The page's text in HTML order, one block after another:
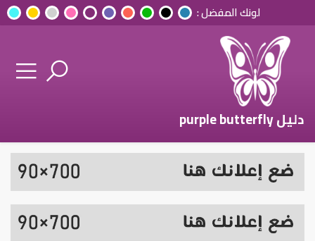
لونك المفضل :
دليل purple butterfly